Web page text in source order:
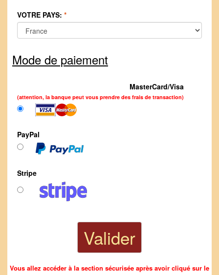
VOTRE PAYS: *
Mode de paiement
MasterCard/Visa
(attention, la banque peut vous prendre des frais de transaction)
PayPal
Stripe
Vous allez accéder à la section sécurisée après avoir cliqué sur le